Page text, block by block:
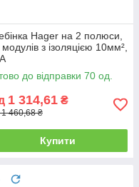
Hager на 2 полюси,
з ізоляцією 10мм²,
до відправки 70 од.
1 314,61 ₴
1 460,68 ₴
Купити